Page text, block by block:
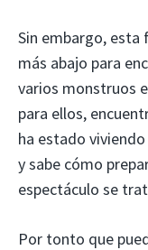
Sin embargo, esta
más abajo para
varios monstruos
para ellos,
ha estado
y sabe cómo
espectáculo se
Por tonto que